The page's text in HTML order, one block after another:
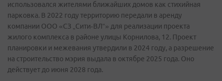
использовался жителями ближайших домов как стихийная
парковка. В 2022 году территорию передали в аренду
компании ООО «СЗ „Сити‑ВЛ“» для реализации проекта
жилого комплекса в районе улицы Корнилова, 12. Проект
планировки и межевания утвердили в 2024 году, а разрешение
на строительство мэрия выдала в октябре 2025 года. Оно
действует до июня 2028 года.